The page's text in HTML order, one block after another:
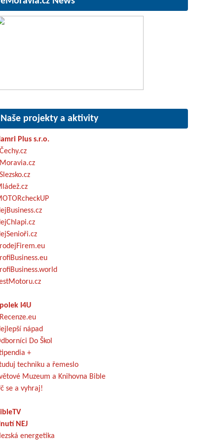
Naše projekty a aktivity
Plus s.r.o.
I4U
nápad
Do Škol
+
techniku a řemeslo
Muzeum a Knihovna Bible
se a vyhraj!
NEJ
energetika